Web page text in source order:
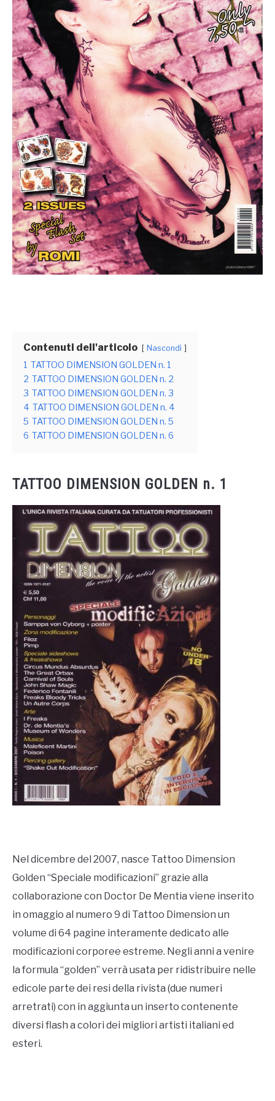
MAGAZINE
TATTOOS
NUMEROLOGIA
ANTROPOSOFIA
CONSULENZA
Contenuti dell'articolo Nascondi
1 TATTOO DIMENSION GOLDEN n. 1
2 TATTOO DIMENSION GOLDEN n. 2
3 TATTOO DIMENSION GOLDEN n. 3
4 TATTOO DIMENSION GOLDEN n. 4
5 TATTOO DIMENSION GOLDEN n. 5
6 TATTOO DIMENSION GOLDEN n. 6
TATTOO DIMENSION GOLDEN n. 1
Nel dicembre del 2007, nasce Tattoo Dimension
Golden “Speciale modificazioni” grazie alla
collaborazione con Doctor De Mentia viene inserito
in omaggio al numero 9 di Tattoo Dimension un
volume di 64 pagine interamente dedicato alle
modificazioni corporee estreme. Negli anni a venire
la formula “golden” verrà usata per ridistribuire nelle
edicole parte dei resi della rivista (due numeri
arretrati) con in aggiunta un inserto contenente
diversi flash a colori dei migliori artisti italiani ed
esteri.